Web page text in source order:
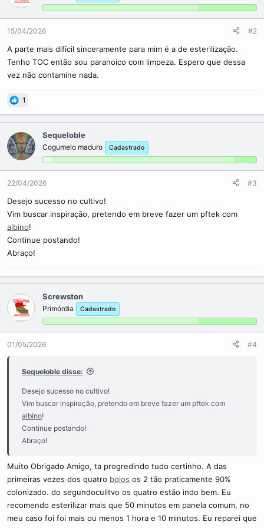
15/04/2026 #2
A parte mais difícil sinceramente para mim é a de esterilização.
Tenho TOC então sou paranoico com limpeza. Espero que dessa
vez não contamine nada.
1
Sequeloble
Cogumelo maduro Cadastrado
22/04/2026 #3
Desejo sucesso no cultivo!
Vim buscar inspiração, pretendo em breve fazer um pftek com
albino!
Continue postando!
Abraço!
Screwston
Primórdia Cadastrado
01/05/2026 #4
Sequeloble disse:
Desejo sucesso no cultivo!
Vim buscar inspiração, pretendo em breve fazer um pftek com
albino!
Continue postando!
Abraço!
Muito Obrigado Amigo, ta progredindo tudo certinho. A das
primeiras vezes dos quatro bolos os 2 tão praticamente 90%
colonizado. do segundoculitvo os quatro estão indo bem. Eu
recomendo esterilizar mais que 50 minutos em panela comum, no
meu caso foi foi mais ou menos 1 hora e 10 minutos. Eu reparei que